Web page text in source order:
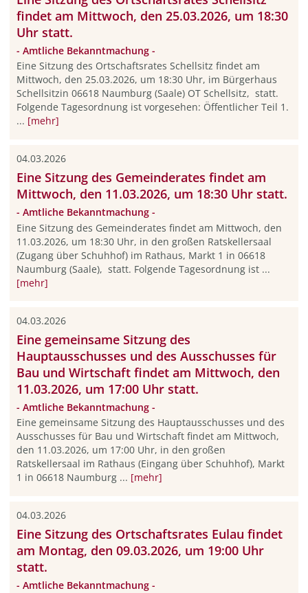
findet am Mittwoch, den 25.03.2026, um 18:30
Uhr statt.
- Amtliche Bekanntmachung -
Eine Sitzung des Ortschaftsrates Schellsitz findet am
Mittwoch, den 25.03.2026, um 18:30 Uhr, im Bürgerhaus
Schellsitzin 06618 Naumburg (Saale) OT Schellsitz, statt.
Folgende Tagesordnung ist vorgesehen: Öffentlicher Teil 1.
... [mehr]
04.03.2026
Eine Sitzung des Gemeinderates findet am
Mittwoch, den 11.03.2026, um 18:30 Uhr statt.
- Amtliche Bekanntmachung -
Eine Sitzung des Gemeinderates findet am Mittwoch, den
11.03.2026, um 18:30 Uhr, in den großen Ratskellersaal
(Zugang über Schuhhof) im Rathaus, Markt 1 in 06618
Naumburg (Saale), statt. Folgende Tagesordnung ist ...
[mehr]
04.03.2026
Eine gemeinsame Sitzung des
Hauptausschusses und des Ausschusses für
Bau und Wirtschaft findet am Mittwoch, den
11.03.2026, um 17:00 Uhr statt.
- Amtliche Bekanntmachung -
Eine gemeinsame Sitzung des Hauptausschusses und des
Ausschusses für Bau und Wirtschaft findet am Mittwoch,
den 11.03.2026, um 17:00 Uhr, in den großen
Ratskellersaal im Rathaus (Eingang über Schuhhof), Markt
1 in 06618 Naumburg ... [mehr]
04.03.2026
Eine Sitzung des Ortschaftsrates Eulau findet
am Montag, den 09.03.2026, um 19:00 Uhr
statt.
- Amtliche Bekanntmachung -